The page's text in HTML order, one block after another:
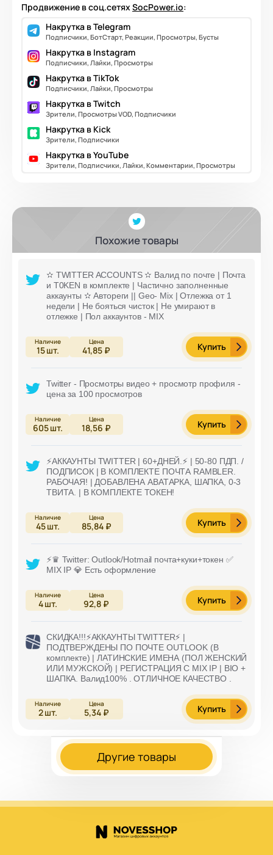
Продвижение в соц.сетяхSocPower.io:
Накрутка в Telegram
Подписчики, БотСтарт, Реакции, Просмотры, Бусты
Накрутка в Instagram
Подписчики, Лайки, Просмотры
Накрутка в TikTok
Подписчики, Лайки, Просмотры
Накрутка в Twitch
Зрители, Просмотры VOD, Подписчики
Накрутка в Kick
Зрители, Подписчики
Накрутка в YouTube
Зрители, Подписчики, Лайки, Комментарии, Просмотры
Похожие товары
✫ TWITTER ACCOUNTS ✫ Валид по почте | Почта
и T0KEN в комплекте | Частично заполненные
аккаунты ✫ Автореги || Geo- Mix | Отлежка от 1
недели | Не бояться чисток | Не умирают в
отлежке | Пол аккаунтов - MIX
15шт. 41,85 ₽ Купить
Twitter - Просмотры видео + просмотр профиля -
цена за 100 просмотров
605шт. 18,56 ₽ Купить
⚡️АККАУНТЫ TWITTER | 60+ДНЕЙ.⚡️ | 50-80 ПДП. /
ПОДПИСОК | В КОМПЛЕКТЕ ПОЧТА RAMBLER.
РАБОЧАЯ! | ДОБАВЛЕНА АВАТАРКА, ШАПКА, 0-3
ТВИТА. | В КОМПЛЕКТЕ ТОКЕН!
45шт. 85,84 ₽ Купить
⚡️♛ Twitter: Outlook/Hotmail почта+куки+токен ✅
MIX IP 💎 Есть оформление
4шт. 92,8 ₽ Купить
СКИДКА!!!⚡️АККАУНТЫ TWITTER⚡️ |
ПОДТВЕРЖДЕНЫ ПО ПОЧТЕ OUTLOOK (В
комплекте) | ЛАТИНСКИЕ ИМЕНА (ПОЛ ЖЕНСКИЙ
ИЛИ МУЖСКОЙ) | РЕГИСТРАЦИЯ С MIX IP | BIO +
ШАПКА. Валид100% . ОТЛИЧНОЕ КАЧЕСТВО .
2шт. 5,34 ₽ Купить
Другие товары